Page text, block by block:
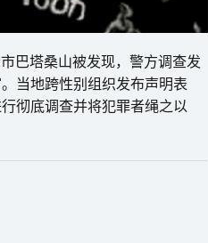
巴塔桑山被发现，警方调查发
当地跨性别组织发布声明表
彻底调查并将犯罪者绳之以